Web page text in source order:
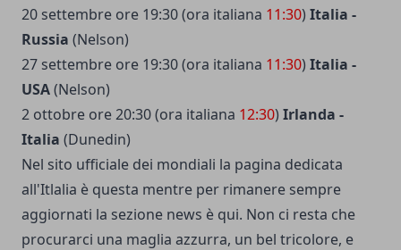
20 settembre ore 19:30 (ora italiana 11:30) Italia -
Russia (Nelson)
27 settembre ore 19:30 (ora italiana 11:30) Italia -
USA(Nelson)
2 ottobre ore 20:30 (ora italiana 12:30) Irlanda -
Italia (Dunedin)
Nel sito ufficiale dei mondiali la pagina dedicata
all'Itlalia è questa mentre per rimanere sempre
aggiornati la sezione news è qui. Non ci resta che
procurarci una maglia azzurra, un bel tricolore, e